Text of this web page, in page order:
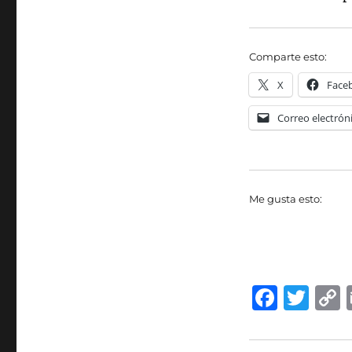
Comparte esto:
X
Correo
Me gusta esto:
F T